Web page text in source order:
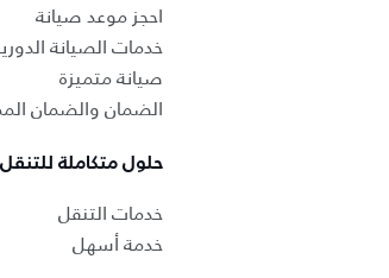
احجز موعد صيانة
خدمات الصيانة
صيانة متميزة
الضمان والضمان
حلول متكاملة للتنقل
خدمات التنقل
خدمة أسهل